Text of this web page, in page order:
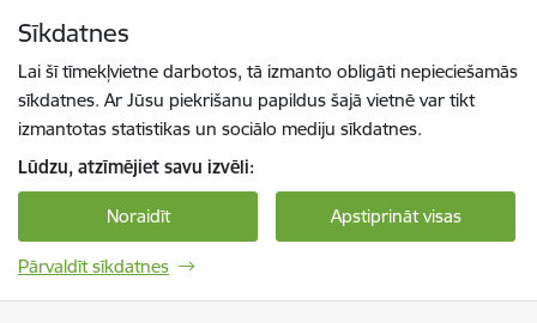
Sīkdatnes
Lai šī tīmekļvietne darbotos, tā izmanto obligāti nepieciešamās
sīkdatnes. Ar Jūsu piekrišanu papildus šajā vietnē var tikt
izmantotas statistikas un sociālo mediju sīkdatnes.
Lūdzu, atzīmējiet savu izvēli:
Noraidīt Apstiprināt visas
Pārvaldīt sīkdatnes